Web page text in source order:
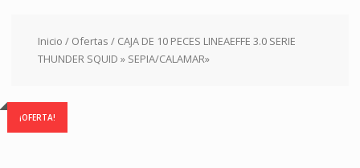
Inicio / Ofertas / CAJA DE 10 PECES LINEAEFFE 3.0 SERIE
THUNDER SQUID » SEPIA/CALAMAR»
¡OFERTA!